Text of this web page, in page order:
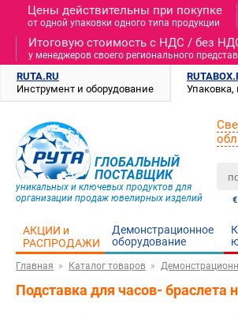
Цены действительны при покупке
от одной упаковки одного типа продукции
Итоговую стоимость c НДС / без
у менеджеров своего регионального
RUTA.RU
Инструмент и оборудование
ГЛОБАЛЬНЫЙ
ПОСТАВЩИК
уникальных и ключевых продуктов для
организации продаж ювелирных изделий
€
АКЦИИ и
РАСПРОДАЖИ
Демонстрационное
оборудование
Главная Каталог товаров
Подставка для часов- браслета